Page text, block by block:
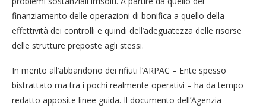
finanziamento delle operazioni di bonifica a quello della
effettività dei controlli e quindi dell’adeguatezza delle risorse
delle strutture preposte agli stessi.
In merito all’abbandono dei rifiuti l’ARPAC – Ente spesso
bistrattato ma tra i pochi realmente operativi – ha da tempo
redatto apposite linee guida. Il documento dell’Agenzia